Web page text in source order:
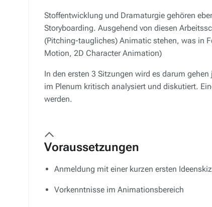
Stoffentwicklung und Dramaturgie gehören
Storyboarding. Ausgehend von diesen
(Pitching-taugliches) Animatic stehen, was in
Motion, 2D Character Animation)
In den ersten 3 Sitzungen wird es darum
im Plenum kritisch analysiert und diskutiert.
werden.
Voraussetzungen
Anmeldung mit einer kurzen ersten
Vorkenntnisse im Animationsbereich